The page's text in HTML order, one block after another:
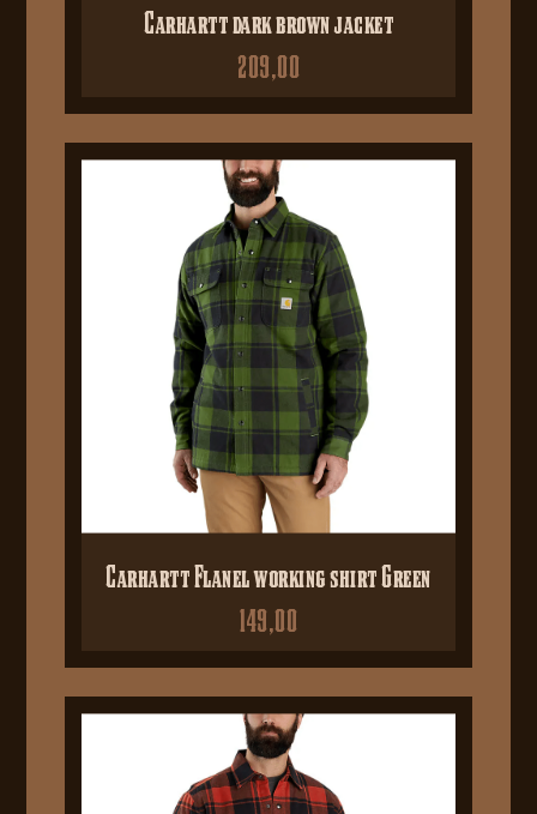
Carhartt dark brown jacket
209,00
Carhartt Flanel working shirt Green
149,00